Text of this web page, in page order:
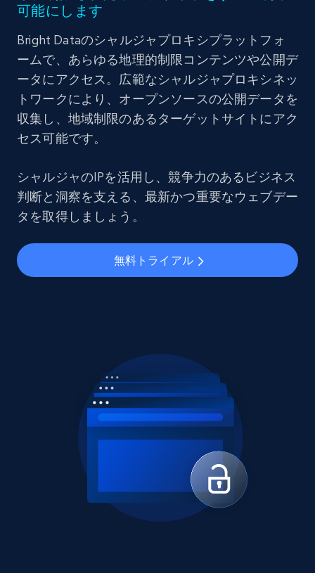
可能にします
Bright Dataのシャルジャプロキシプラットフォ
ームで、あらゆる地理的制限コンテンツや公開デ
ータにアクセス。広範なシャルジャプロキシネッ
トワークにより、オープンソースの公開データを
収集し、地域制限のあるターゲットサイトにアク
セス可能です。
シャルジャのIPを活用し、競争力のあるビジネス
判断と洞察を支える、最新かつ重要なウェブデー
タを取得しましょう。
無料トライアル